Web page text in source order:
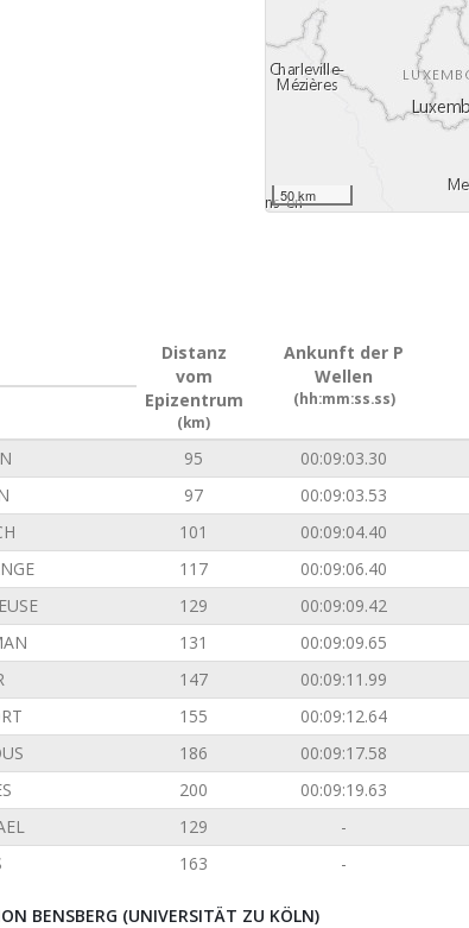
50 km
Distanz
vom
Epizentrum
(km)
Ankunft der P
Wellen
(hh:mm:ss.ss)
95 00:09:03.30
97 00:09:03.53
101 00:09:04.40
117 00:09:06.40
129 00:09:09.42
131 00:09:09.65
147 00:09:11.99
155 00:09:12.64
186 00:09:17.58
200 00:09:19.63
129 -
163 -
BENSBERG (UNIVERSITÄT ZU KÖLN)